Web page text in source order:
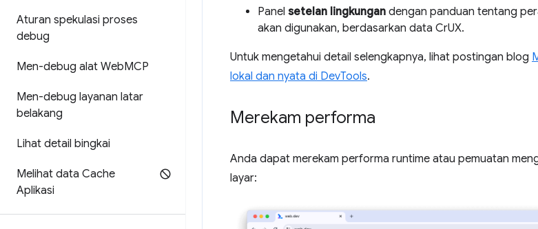
Aturan spekulasi proses
debug
Men-debug alat WebMCP
Men-debug layanan latar
belakang
Lihat detail bingkai
Melihat data Cache
Aplikasi
Panel setelan lingkungan dengan panduan tentang
akan digunakan, berdasarkan data CrUX.
Untuk mengetahui detail selengkapnya, lihat postingan blog
lokal dan nyata di DevTools.
Merekam performa
Anda dapat merekam performa runtime atau pemuatan
layar: